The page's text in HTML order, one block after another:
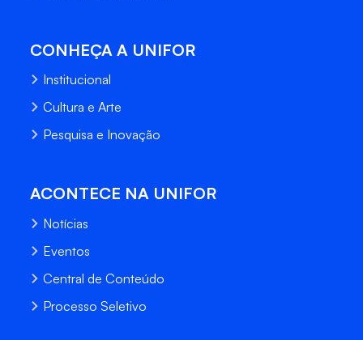
CONHEÇA A UNIFOR
Institucional
Cultura e Arte
Pesquisa e Inovação
ACONTECE NA UNIFOR
Notícias
Eventos
Central de Conteúdo
Processo Seletivo